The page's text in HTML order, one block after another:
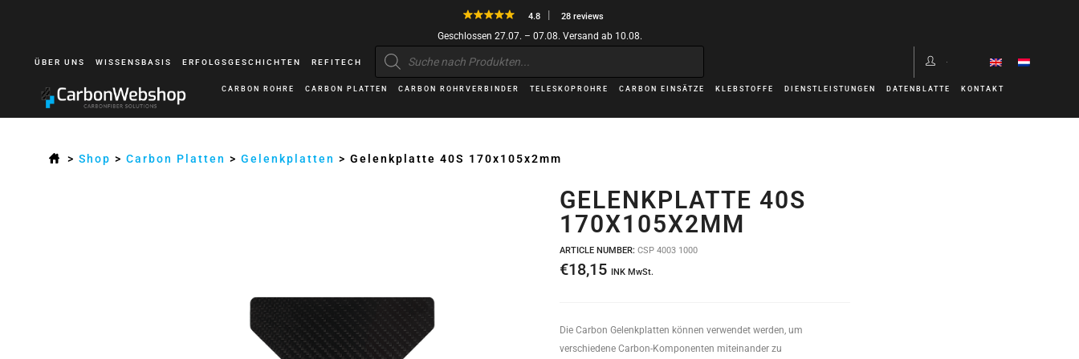
4.8 28 reviews
Geschlossen 27.07. – 07.08. Versand ab 10.08.
ÜBER UNS WISSENSBASIS ERFOLGSGESCHICHTEN REFITECH
Products
search
CARBON ROHRE CARBON PLATTEN CARBON ROHRVERBINDER TELESKOPROHRE CARBON EINSÄTZE KLEBSTOFFE DIENSTLEISTUNGEN DATENBLATTE KONTAKT
>Shop >Carbon Platten >Gelenkplatten >Gelenkplatte 40S 170x105x2mm
GELENKPLATTE 40S
170X105X2MM
ARTICLE NUMBER: CSP 4003 1000
€18,15 INK MwSt.
Die Carbon Gelenkplatten können verwendet werden, um
verschiedene Carbon-Komponenten miteinander zu